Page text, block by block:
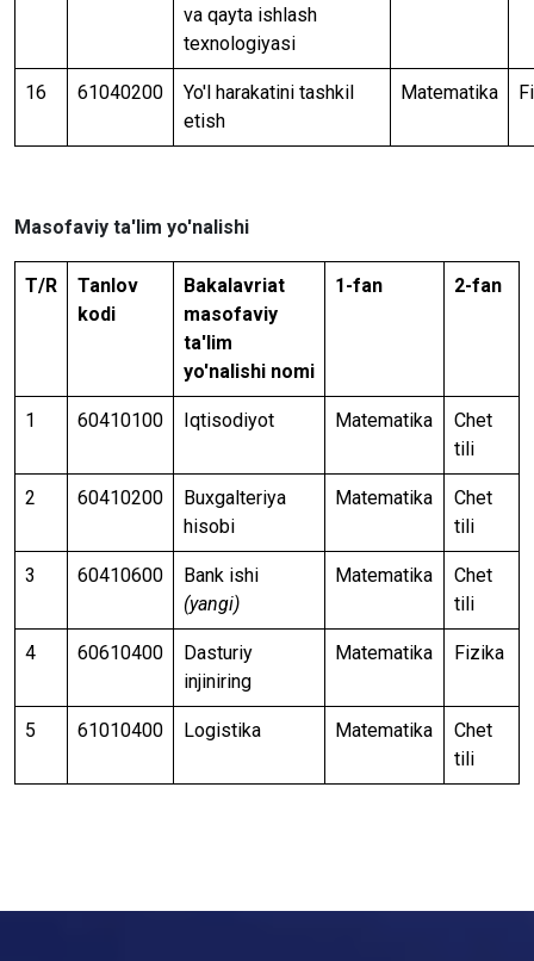
va qayta ishlash
texnologiyasi
16 61040200
Yo'l harakatini tashkil
etish
Matematika
Masofaviy ta'lim yo'nalishi
T/R
Tanlov
kodi
Bakalavriat
masofaviy
ta'lim
yo'nalishi nomi
1-fan 2-fan
1 60410100 Iqtisodiyot Matematika
Chet
tili
2 60410200
Buxgalteriya
hisobi
Matematika
Chet
tili
3 60410600
Bank ishi
(yangi)
Matematika
Chet
tili
4 60610400
Dasturiy
injiniring
Matematika Fizika
5 61010400 Logistika Matematika
Chet
tili